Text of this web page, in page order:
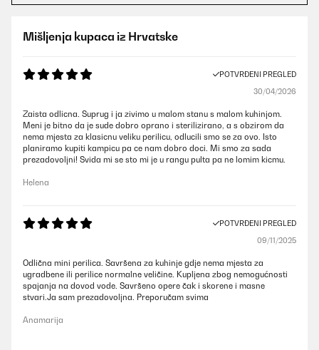
Mišljenja kupaca iz Hrvatske
POTVRĐENI PREGLED
30/04/2026
Zaista odlicna. Suprug i ja zivimo u malom stanu s malom kuhinjom.
Meni je bitno da je sude dobro oprano i sterilizirano, a s obzirom da
nema mjesta za klasicnu veliku perilicu, odlucili smo se za ovo. Isto
planiramo kupiti kampicu pa ce nam dobro doci. Mi smo za sada
prezadovoljni! Svida mi se sto mi je u rangu pulta pa ne lomim kicmu.
Helena
POTVRĐENI PREGLED
09/11/2025
Odlična mini perilica. Savršena za kuhinje gdje nema mjesta za
ugradbene ili perilice normalne veličine. Kupljena zbog nemogućnosti
spajanja na dovod vode. Savršeno opere čak i skorene i masne
stvari.Ja sam prezadovoljna. Preporučam svima
Anamarija